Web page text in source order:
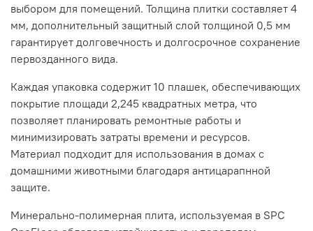
выбором для помещений. Толщина плитки составляет 4
мм, дополнительный защитный слой толщиной 0,5 мм
гарантирует долговечность и долгосрочное сохранение
первозданного вида.
Каждая упаковка содержит 10 плашек, обеспечивающих
покрытие площади 2,245 квадратных метра, что
позволяет планировать ремонтные работы и
минимизировать затраты времени и ресурсов.
Материал подходит для использования в домах с
домашними животными благодаря антицарапнной
защите.
Минерально-полимерная плита, используемая в SPC